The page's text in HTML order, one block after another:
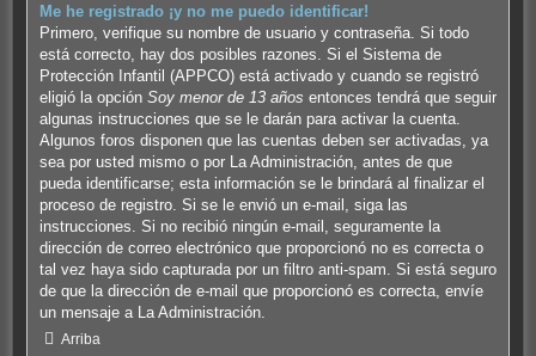
Me he registrado ¡y no me puedo identificar!
Primero, verifique su nombre de usuario y contraseña. Si todo
está correcto, hay dos posibles razones. Si el Sistema de
Protección Infantil (APPCO) está activado y cuando se registró
eligió la opción Soy menor de 13 años entonces tendrá que seguir
algunas instrucciones que se le darán para activar la cuenta.
Algunos foros disponen que las cuentas deben ser activadas, ya
sea por usted mismo o por La Administración, antes de que
pueda identificarse; esta información se le brindará al finalizar el
proceso de registro. Si se le envió un e-mail, siga las
instrucciones. Si no recibió ningún e-mail, seguramente la
dirección de correo electrónico que proporcionó no es correcta o
tal vez haya sido capturada por un filtro anti-spam. Si está seguro
de que la dirección de e-mail que proporcionó es correcta, envíe
un mensaje a La Administración.
Arriba